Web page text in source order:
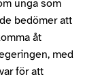
unga som
bedömer att
åt
med
för att